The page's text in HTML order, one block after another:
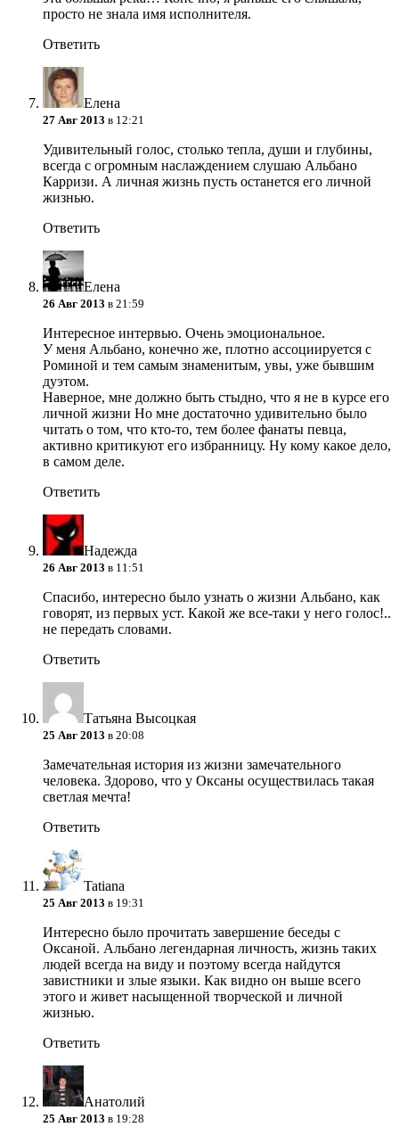
просто не знала имя исполнителя.
Ответить
Елена
27 Авг 2013 в 12:21
Удивительный голос, столько тепла, души и глубины,
всегда с огромным наслаждением слушаю Альбано
Карризи. А личная жизнь пусть останется его личной
жизнью.
Ответить
Елена
26 Авг 2013 в 21:59
Интересное интервью. Очень эмоциональное.
У меня Альбано, конечно же, плотно ассоциируется с
Роминой и тем самым знаменитым, увы, уже бывшим
дуэтом.
Наверное, мне должно быть стыдно, что я не в курсе его
личной жизни Но мне достаточно удивительно было
читать о том, что кто-то, тем более фанаты певца,
активно критикуют его избранницу. Ну кому какое дело,
в самом деле.
Ответить
Надежда
26 Авг 2013 в 11:51
Спасибо, интересно было узнать о жизни Альбано, как
говорят, из первых уст. Какой же все-таки у него голос!..
не передать словами.
Ответить
Татьяна Высоцкая
25 Авг 2013 в 20:08
Замечательная история из жизни замечательного
человека. Здорово, что у Оксаны осуществилась такая
светлая мечта!
Ответить
Tatiana
25 Авг 2013 в 19:31
Интересно было прочитать завершение беседы с
Оксаной. Альбано легендарная личность, жизнь таких
людей всегда на виду и поэтому всегда найдутся
завистники и злые языки. Как видно он выше всего
этого и живет насыщенной творческой и личной
жизнью.
Ответить
Анатолий
25 Авг 2013 в 19:28